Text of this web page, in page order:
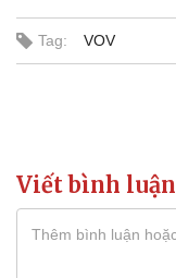
Tag: VOV
Viết bình luận